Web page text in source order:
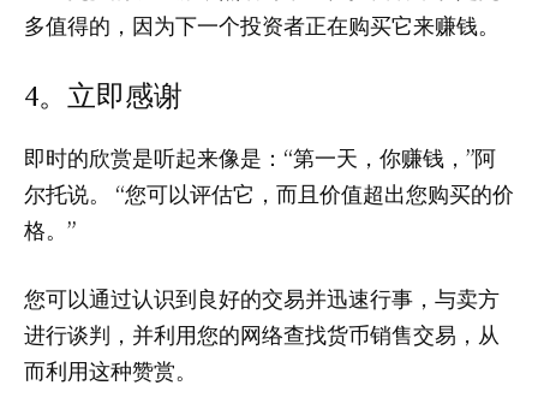
多值得的，因为下一个投资者正在购买它来赚钱。
4。立即感谢
即时的欣赏是听起来像是：“第一天，你赚钱，”阿
尔托说。 “您可以评估它，而且价值超出您购买的价
格。”
您可以通过认识到良好的交易并迅速行事，与卖方
进行谈判，并利用您的网络查找货币销售交易，从
而利用这种赞赏。